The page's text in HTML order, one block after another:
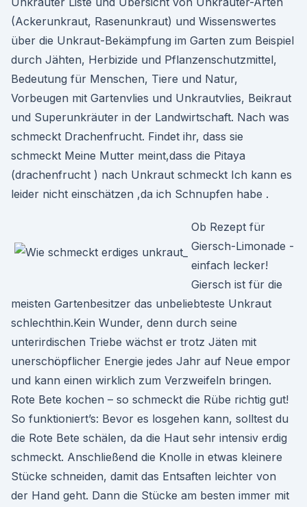
(Ackerunkraut, Rasenunkraut) und Wissenswertes
über die Unkraut-Bekämpfung im Garten zum Beispiel
durch Jähten, Herbizide und Pflanzenschutzmittel,
Bedeutung für Menschen, Tiere und Natur,
Vorbeugen mit Gartenvlies und Unkrautvlies, Beikraut
und Superunkräuter in der Landwirtschaft. Nach was
schmeckt Drachenfrucht. Findet ihr, dass sie
schmeckt Meine Mutter meint,dass die Pitaya
(drachenfrucht ) nach Unkraut schmeckt Ich kann es
leider nicht einschätzen ,da ich Schnupfen habe .
Ob Rezept für
Giersch-Limonade -
einfach lecker!
Giersch ist für die
meisten Gartenbesitzer das unbeliebteste Unkraut
schlechthin.Kein Wunder, denn durch seine
unterirdischen Triebe wächst er trotz Jäten mit
unerschöpflicher Energie jedes Jahr auf Neue empor
und kann einen wirklich zum Verzweifeln bringen.
Rote Bete kochen – so schmeckt die Rübe richtig gut!
So funktioniert’s: Bevor es losgehen kann, solltest du
die Rote Bete schälen, da die Haut sehr intensiv erdig
schmeckt. Anschließend die Knolle in etwas kleinere
Stücke schneiden, damit das Entsaften leichter von
der Hand geht. Dann die Stücke am besten immer mit